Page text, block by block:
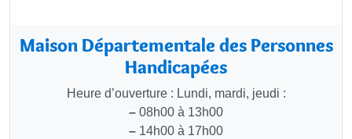
Maison Départementale des Personnes
Handicapées
Heure d’ouverture : Lundi, mardi, jeudi :
– 08h00 à 13h00
– 14h00 à 17h00